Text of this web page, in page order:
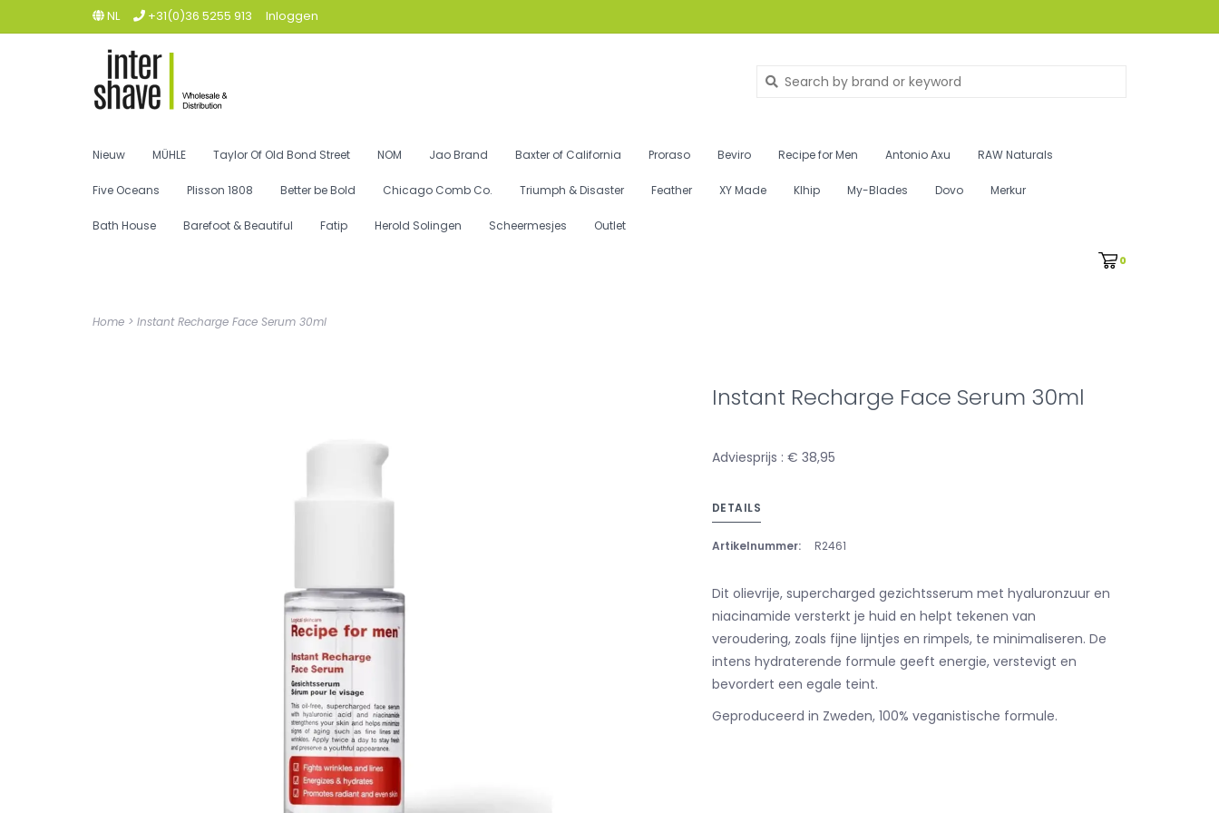
NL +31(0)36 5255 913 Inloggen
Nieuw MÜHLE Taylor Of Old Bond Street NOM Jao Brand Baxter of California Proraso Beviro Recipe for Men Antonio Axu RAW Naturals
Five Oceans Plisson 1808 Better be Bold Chicago Comb Co. Triumph & Disaster Feather XY Made Klhip My-Blades Dovo Merkur
Bath House Barefoot & Beautiful Fatip Herold Solingen Scheermesjes Outlet
0
Home > Instant Recharge Face Serum 30ml
Instant Recharge Face Serum 30ml
Adviesprijs : € 38,95
DETAILS
Artikelnummer: R2461
Dit olievrije, supercharged gezichtsserum met hyaluronzuur en
niacinamide versterkt je huid en helpt tekenen van
veroudering, zoals fijne lijntjes en rimpels, te minimaliseren. De
intens hydraterende formule geeft energie, verstevigt en
bevordert een egale teint.
Geproduceerd in Zweden, 100% veganistische formule.